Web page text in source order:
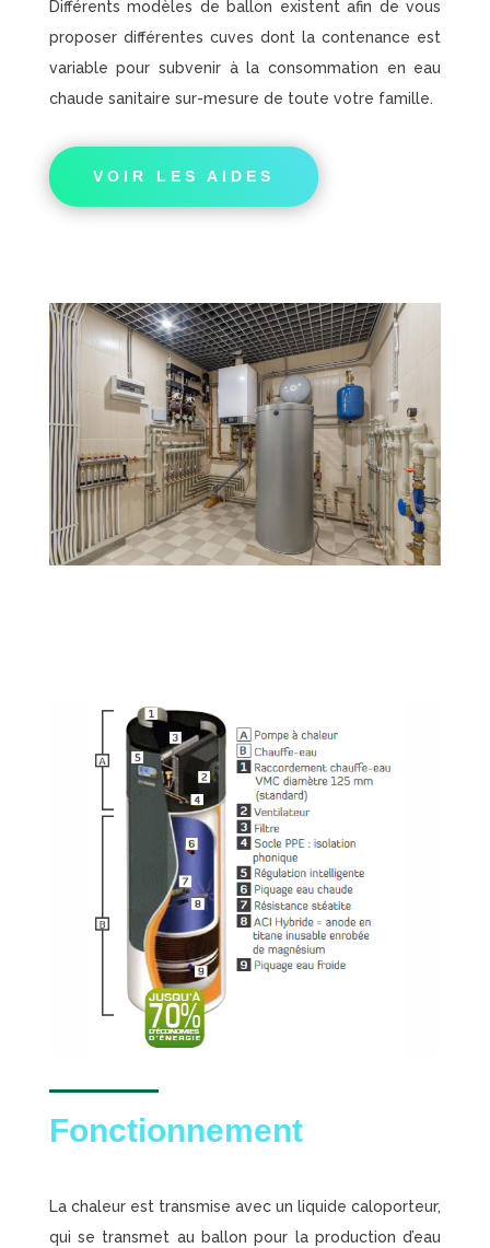
Différents modèles de ballon existent afin de vous
proposer différentes cuves dont la contenance est
variable pour subvenir à la consommation en eau
chaude sanitaire sur-mesure de toute votre famille.
VOIR LES AIDES
Fonctionnement
La chaleur est transmise avec un liquide caloporteur,
qui se transmet au ballon pour la production d’eau